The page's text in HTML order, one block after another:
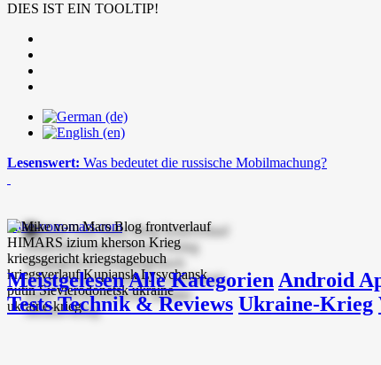
DIES IST EIN TOOLTIP!
Lesenswert: Was bedeutet die russische Mobilmachung?
mike-vom-mars.com
MeistgelesenAlle Kategorien Android
Tests Technik & Reviews Ukraine-Krieg